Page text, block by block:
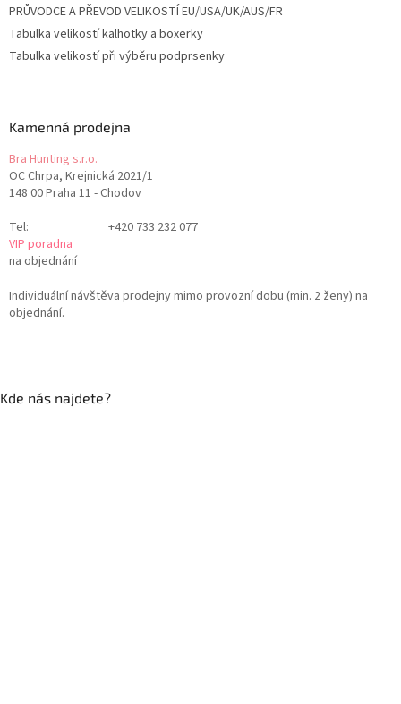
PRŮVODCE A PŘEVOD VELIKOSTÍ EU/USA/UK/AUS/FR
Tabulka velikostí kalhotky a boxerky
Tabulka velikostí při výběru podprsenky
Kamenná prodejna
Bra Hunting s.r.o.
OC Chrpa, Krejnická 2021/1
148 00 Praha 11 - Chodov
Tel:
+420 733 232 077
VIP poradna
na objednání
Individuální návštěva prodejny mimo provozní dobu (min. 2 ženy) na
objednání.
Kde nás najdete?